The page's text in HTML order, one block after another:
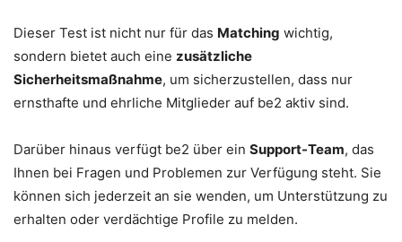
Dieser Test ist nicht nur für das Matching wichtig,
sondern bietet auch eine zusätzliche
Sicherheitsmaßnahme, um sicherzustellen, dass nur
ernsthafte und ehrliche Mitglieder auf be2 aktiv sind.
Darüber hinaus verfügt be2 über ein Support-Team, das
Ihnen bei Fragen und Problemen zur Verfügung steht. Sie
können sich jederzeit an sie wenden, um Unterstützung zu
erhalten oder verdächtige Profile zu melden.